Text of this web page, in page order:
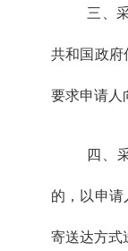
三、
共和国政府
要求申请人
四、
的，以申
寄送达方式